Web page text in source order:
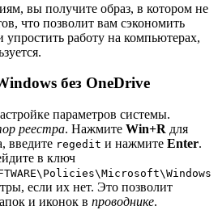
вы получите образ, в котором не
что позволит вам сэкономить
упростить работу на компьютерах,
без OneDrive
параметров системы.
реестра. Нажмите Win+R для
введите regedit и нажмите Enter.
в ключ
если их нет. Это позволит
и иконок в проводнике.